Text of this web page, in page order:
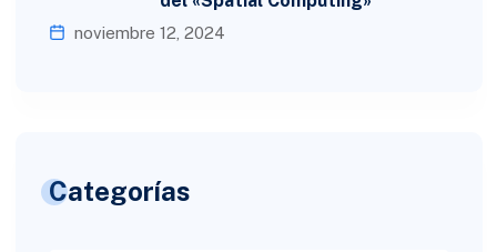
noviembre 12, 2024
Categorías